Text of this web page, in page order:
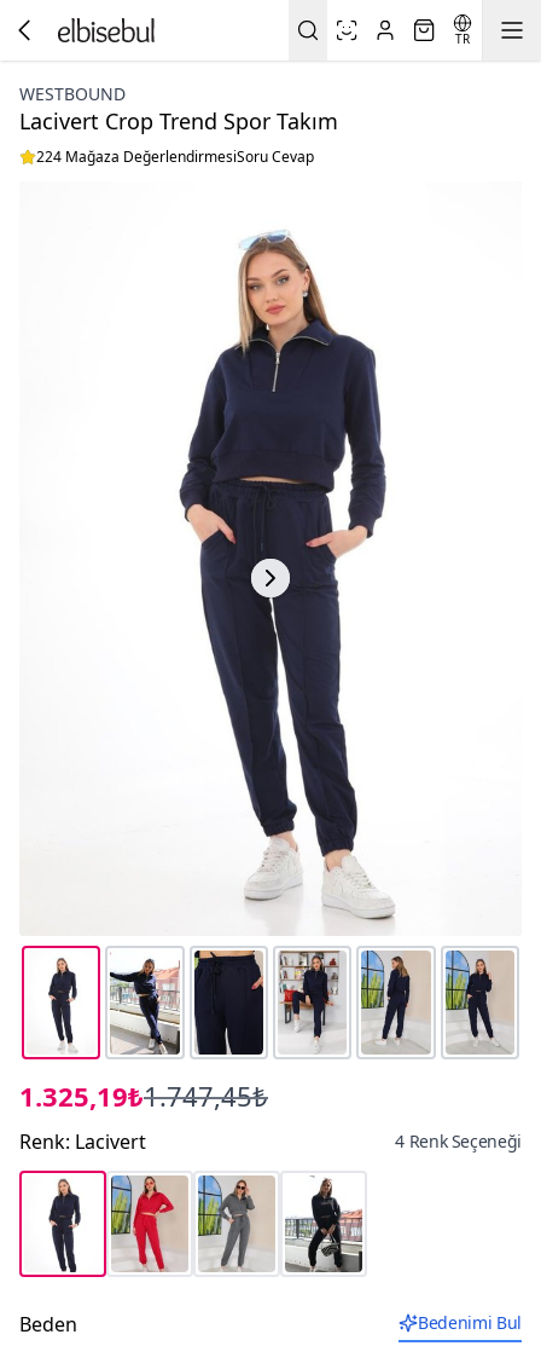
TR
WESTBOUND
Lacivert Crop Trend Spor Takım
224 Mağaza DeğerlendirmesiSoru Cevap
1.325,19₺1.747,45₺
Renk: Lacivert 4 Renk Seçeneği
Beden Bedenimi Bul